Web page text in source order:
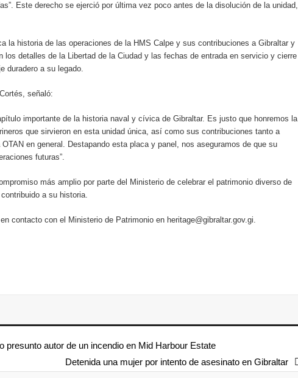
Este derecho se ejerció por última vez poco antes de la disolución de la unidad,
la historia de las operaciones de la HMS Calpe y sus contribuciones a Gibraltar y
los detalles de la Libertad de la Ciudad y las fechas de entrada en servicio y cierre
duradero a su legado.
señaló:
importante de la historia naval y cívica de Gibraltar. Es justo que honremos la
que sirvieron en esta unidad única, así como sus contribuciones tanto a
en general. Destapando esta placa y panel, nos aseguramos de que su
futuras”.
más amplio por parte del Ministerio de celebrar el patrimonio diverso de
a su historia.
contacto con el Ministerio de Patrimonio en heritage@gibraltar.gov.gi.
presunto autor de un incendio en Mid Harbour Estate
Detenida una mujer por intento de asesinato en Gibraltar